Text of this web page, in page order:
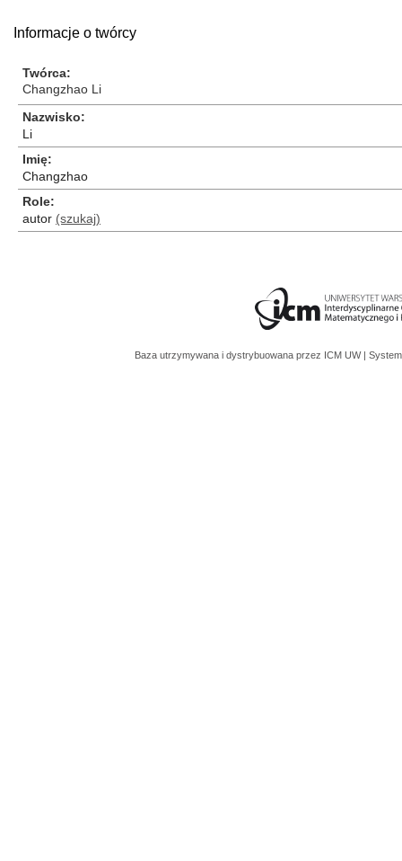
Informacje o twórcy
Twórca
Changzhao Li
Nazwisko
Li
Imię
Changzhao
Role
autor (szukaj)
Baza utrzymywana i dystrybuowana przez ICM UW |